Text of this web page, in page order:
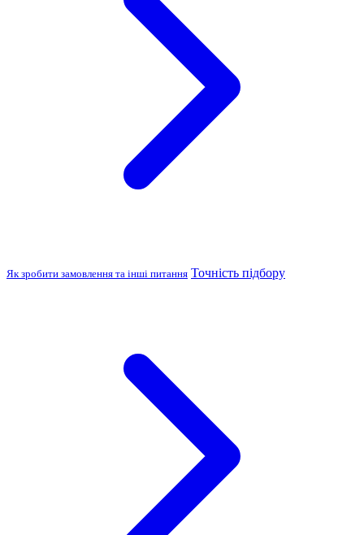
Як зробити замовлення та інші питання Точність підбору